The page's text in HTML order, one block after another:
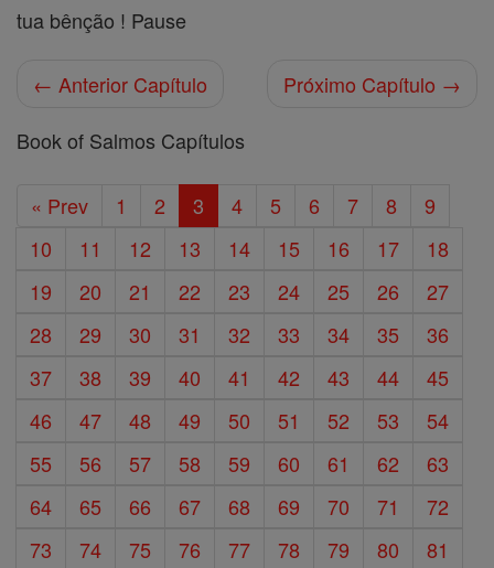
tua bênção ! Pause
← Anterior Capítulo
Próximo Capítulo →
Book of Salmos Capítulos
« Prev 1 2 3 4 5 6 7 8
9
10
11 12 13 14 15 16 17
18
19
20 21 22 23 24 25 26
27
28
29 30 31 32 33 34 35
36
37
38 39 40 41 42 43 44
45
46
47 48 49 50 51 52 53
54
55
56 57 58 59 60 61 62
63
64
65 66 67 68 69 70 71
72
73
74 75 76 77 78 79 80
81